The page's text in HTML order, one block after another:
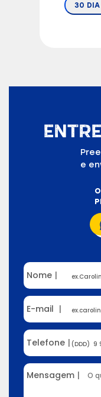
30 DIA
e
Nome |
E-mail |
Telefone |
Mensagem |